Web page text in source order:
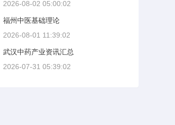
2026-08-02 05:00:02
福州中医基础理论
2026-08-01 11:39:02
武汉中药产业资讯汇总
2026-07-31 05:39:02